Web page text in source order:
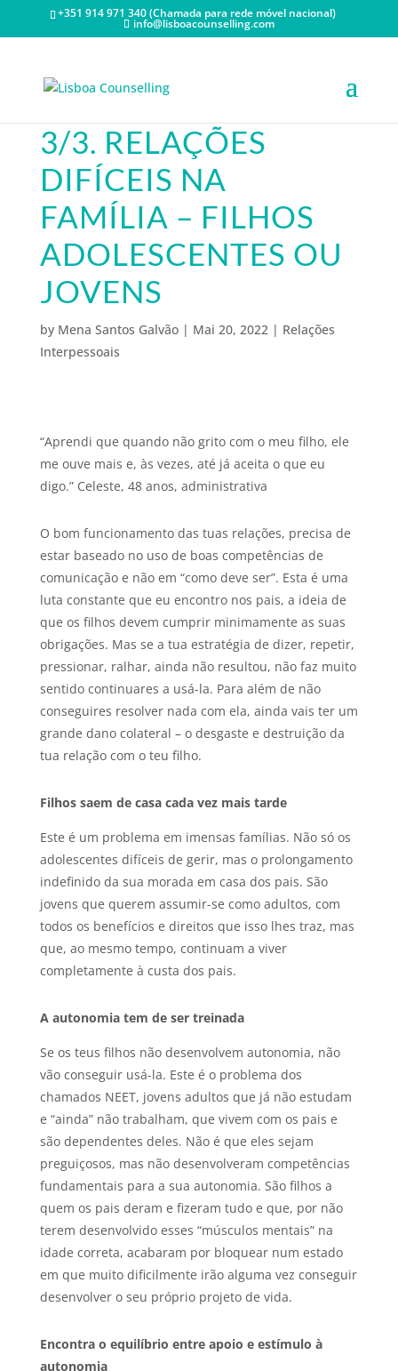
+351 914 971 340 (Chamada para rede móvel nacional)
info@lisboacounselling.com
3/3. RELAÇÕES
DIFÍCEIS NA
FAMÍLIA – FILHOS
ADOLESCENTES OU
JOVENS
by Mena Santos Galvão| Mai 20, 2022| Relações
Interpessoais
“Aprendi que quando não grito com o meu filho, ele
me ouve mais e, às vezes, até já aceita o que eu
digo.” Celeste, 48 anos, administrativa
O bom funcionamento das tuas relações, precisa de
estar baseado no uso de boas competências de
comunicação e não em “como deve ser”. Esta é uma
luta constante que eu encontro nos pais, a ideia de
que os filhos devem cumprir minimamente as suas
obrigações. Mas se a tua estratégia de dizer, repetir,
pressionar, ralhar, ainda não resultou, não faz muito
sentido continuares a usá-la. Para além de não
conseguires resolver nada com ela, ainda vais ter um
grande dano colateral – o desgaste e destruição da
tua relação com o teu filho.
Filhos saem de casa cada vez mais tarde
Este é um problema em imensas famílias. Não só os
adolescentes difíceis de gerir, mas o prolongamento
indefinido da sua morada em casa dos pais. São
jovens que querem assumir-se como adultos, com
todos os benefícios e direitos que isso lhes traz, mas
que, ao mesmo tempo, continuam a viver
completamente à custa dos pais.
A autonomia tem de ser treinada
Se os teus filhos não desenvolvem autonomia, não
vão conseguir usá-la. Este é o problema dos
chamados NEET, jovens adultos que já não estudam
e “ainda” não trabalham, que vivem com os pais e
são dependentes deles. Não é que eles sejam
preguiçosos, mas não desenvolveram competências
fundamentais para a sua autonomia. São filhos a
quem os pais deram e fizeram tudo e que, por não
terem desenvolvido esses “músculos mentais” na
idade correta, acabaram por bloquear num estado
em que muito dificilmente irão alguma vez conseguir
desenvolver o seu próprio projeto de vida.
Encontra o equilíbrio entre apoio e estímulo à
autonomia